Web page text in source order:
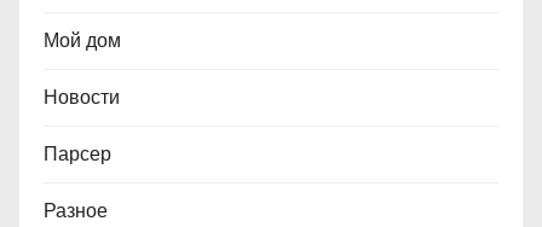
Мой дом
Новости
Парсер
Разное